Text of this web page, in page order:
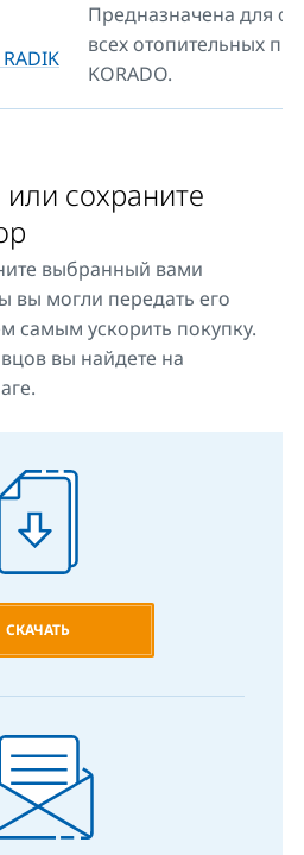
Предназначена для
всех отопительных
KORADO.
или сохраните
выбранный вами
вы могли передать его
самым ускорить покупку.
вы найдете на
СКАЧАТЬ